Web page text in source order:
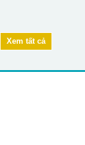
Xem tất cả